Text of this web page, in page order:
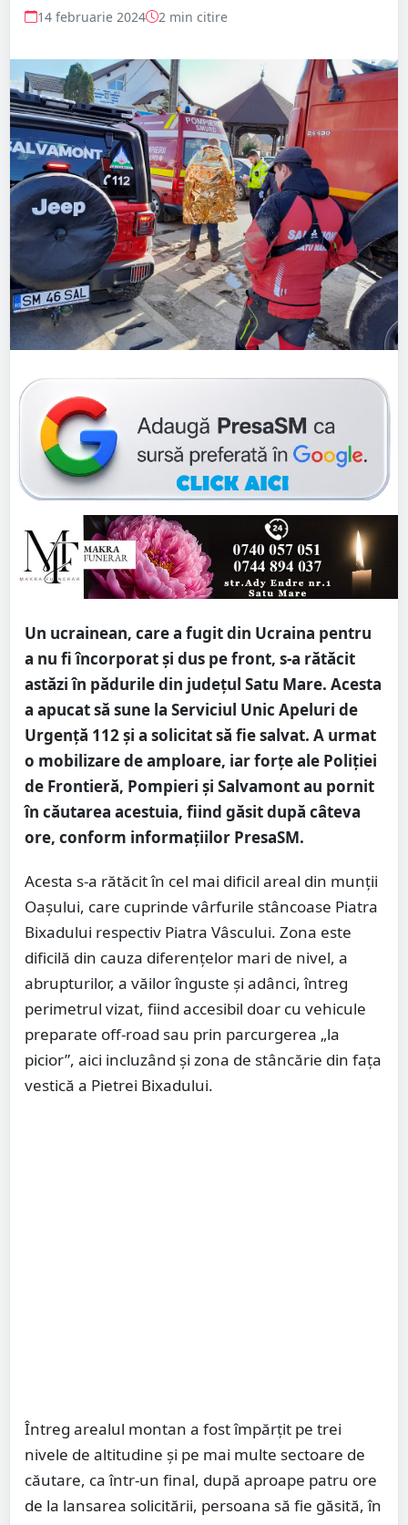
14 februarie 2024 2 min citire
Un ucrainean, care a fugit din Ucraina pentru
a nu fi încorporat și dus pe front, s-a rătăcit
astăzi în pădurile din județul Satu Mare. Acesta
a apucat să sune la Serviciul Unic Apeluri de
Urgență 112 și a solicitat să fie salvat. A urmat
o mobilizare de amploare, iar forțe ale Poliției
de Frontieră, Pompieri și Salvamont au pornit
în căutarea acestuia, fiind găsit după câteva
ore, conform informațiilor PresaSM.
Acesta s-a rătăcit în cel mai dificil areal din munții
Oașului, care cuprinde vârfurile stâncoase Piatra
Bixadului respectiv Piatra Vâscului. Zona este
dificilă din cauza diferențelor mari de nivel, a
abrupturilor, a văilor înguste și adânci, întreg
perimetrul vizat, fiind accesibil doar cu vehicule
preparate off-road sau prin parcurgerea „la
picior”, aici incluzând și zona de stâncărie din fața
vestică a Pietrei Bixadului.
Întreg arealul montan a fost împărțit pe trei
nivele de altitudine și pe mai multe sectoare de
căutare, ca într-un final, după aproape patru ore
de la lansarea solicitării, persoana să fie găsită, în